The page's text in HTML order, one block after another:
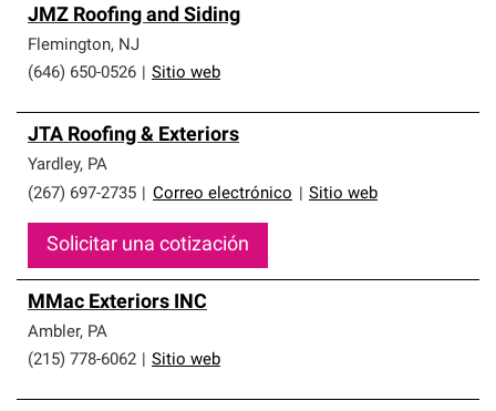
JMZ Roofing and Siding
Flemington, NJ
(646) 650-0526
Sitio web
JTA Roofing & Exteriors
Yardley, PA
(267) 697-2735
Correo electrónico Sitio web
Solicitar una cotización
MMac Exteriors INC
Ambler, PA
(215) 778-6062
Sitio web